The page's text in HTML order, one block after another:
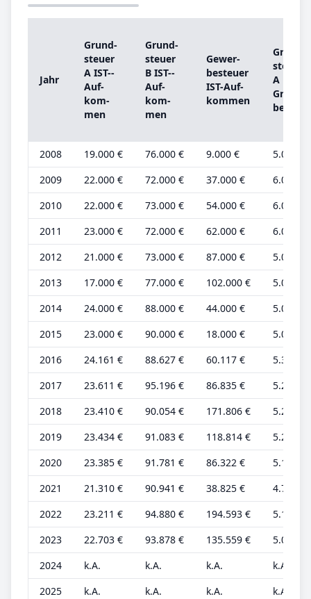
Jahr
Grund­
steu­er
A IST-­
Auf­
kom­
men
Grund­
steu­er
B IST-­
Auf­
kom­
men
Ge­wer­
be­steu­er
IST-­Auf­
kom­men
Grund­
steu­er
A
Grund­
be­trag
2008 19.000 € 76.000 € 9.000 €
5.000 €
2009
22.000 € 72.000 € 37.000 €
6.000 €
2010
22.000 € 73.000 € 54.000 €
6.000 €
2011
23.000 € 72.000 € 62.000 €
6.000 €
2012
21.000 € 73.000 € 87.000 €
5.000 €
2013
17.000 € 77.000 € 102.000 €
5.000 €
2014
24.000 € 88.000 € 44.000 €
5.000 €
2015
23.000 € 90.000 € 18.000 €
5.000 €
2016
24.161 € 88.627 € 60.117 €
5.369 €
2017
23.611 € 95.196 € 86.835 €
5.247 €
2018
23.410 € 90.054 € 171.806 €
5.202 €
2019
23.434 € 91.083 € 118.814 €
5.208 €
2020
23.385 € 91.781 € 86.322 €
5.197 €
2021
21.310 € 90.941 € 38.825 €
4.736 €
2022
23.211 € 94.880 € 194.593 €
5.158 €
2023
22.703 € 93.878 € 135.559 €
5.045 €
2024
k.A. k.A. k.A.
k.A.
2025
k.A. k.A. k.A. k.A.